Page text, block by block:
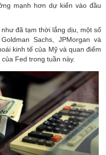
mạnh hơn dự kiến vào đầu
đã tạm thời lắng dịu, một số
Sachs, JPMorgan và
kinh tế của Mỹ và quan điểm
Fed trong tuần này.